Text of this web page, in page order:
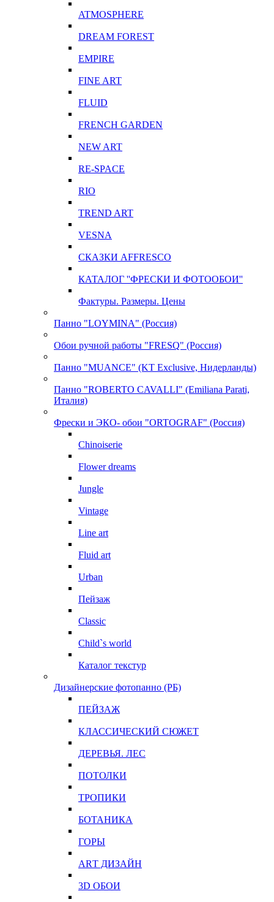
ATMOSPHERE
DREAM FOREST
EMPIRE
FINE ART
FLUID
FRENCH GARDEN
NEW ART
RE-SPACE
RIO
TREND ART
VESNA
СКАЗКИ AFFRESCO
КАТАЛОГ ''ФРЕСКИ И ФОТООБОИ''
Фактуры. Размеры. Цены
Панно "LOYMINA" (Россия)
Обои ручной работы "FRESQ" (Россия)
Панно "MUANCE" (KT Exclusive, Нидерланды)
Панно "ROBERTO CAVALLI" (Emiliana Parati,
Италия)
Фрески и ЭКО- обои "ORTOGRAF" (Россия)
Chinoiserie
Flower dreams
Jungle
Vintage
Line art
Fluid art
Urban
Пейзаж
Classic
Child`s world
Каталог текстур
Дизайнерские фотопанно (РБ)
ПЕЙЗАЖ
КЛАССИЧЕСКИЙ СЮЖЕТ
ДЕРЕВЬЯ. ЛЕС
ПОТОЛКИ
ТРОПИКИ
БОТАНИКА
ГОРЫ
АRТ ДИЗАЙН
3D ОБОИ